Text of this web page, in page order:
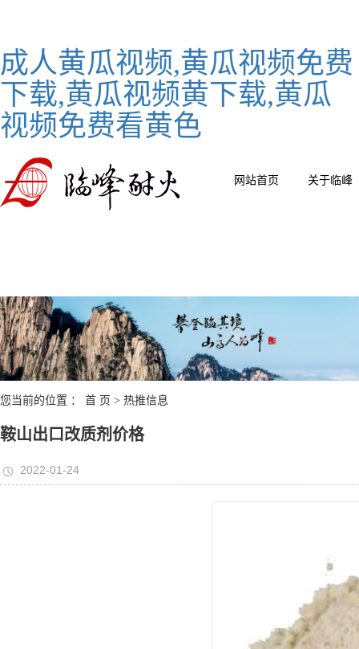
成人黄瓜视频,黄瓜视频免费
下载,黄瓜视频黄下载,黄瓜
视频免费看黄色
网站首页 关于临峰
您当前的位置 ： 首 页 > 热推信息
鞍山出口改质剂价格
2022-01-24